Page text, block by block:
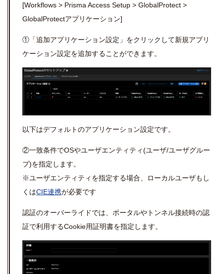
[Workflows > Prisma Access Setup > GlobalProtect >
GlobalProtectアプリケーション]
①「追加アプリケーション設定」をクリックして新規アプリ
ケーション設定を追加することができます。
以下はデフォルトのアプリケーション設定です。
②一致条件でOSやユーザエンティティ(ユーザ/ユーザグルー
プ)を指定します。
※ユーザエンティティを指定する場合、ローカルユーザもし
くはCIE連携が必要です
認証のオーバーライドでは、ポータルやトンネル接続時の認
証で利用するCookie用証明書を指定します。